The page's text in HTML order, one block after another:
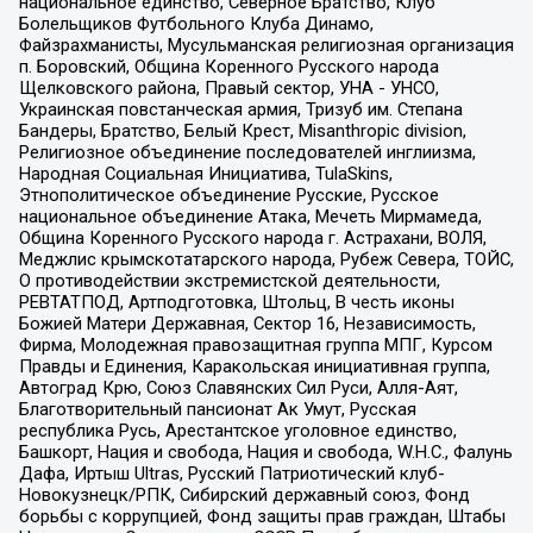
Болельщиков Футбольного Клуба Динамо,
Файзрахманисты, Мусульманская религиозная организация
п. Боровский, Община Коренного Русского народа
Щелковского района, Правый сектор, УНА - УНСО,
Украинская повстанческая армия, Тризуб им. Степана
Бандеры, Братство, Белый Крест, Misanthropic division,
Религиозное объединение последователей инглиизма,
Народная Социальная Инициатива, TulaSkins,
Этнополитическое объединение Русские, Русское
национальное объединение Атака, Мечеть Мирмамеда,
Община Коренного Русского народа г. Астрахани, ВОЛЯ,
Меджлис крымскотатарского народа, Рубеж Севера, ТОЙС,
О противодействии экстремистской деятельности,
РЕВТАТПОД, Артподготовка, Штольц, В честь иконы
Божией Матери Державная, Сектор 16, Независимость,
Фирма, Молодежная правозащитная группа МПГ, Курсом
Правды и Единения, Каракольская инициативная группа,
Автоград Крю, Союз Славянских Сил Руси, Алля-Аят,
Благотворительный пансионат Ак Умут, Русская
республика Русь, Арестантское уголовное единство,
Башкорт, Нация и свобода, Нация и свобода, W.H.С., Фалунь
Дафа, Иртыш Ultras, Русский Патриотический клуб-
Новокузнецк/РПК, Сибирский державный союз, Фонд
борьбы с коррупцией, Фонд защиты прав граждан, Штабы